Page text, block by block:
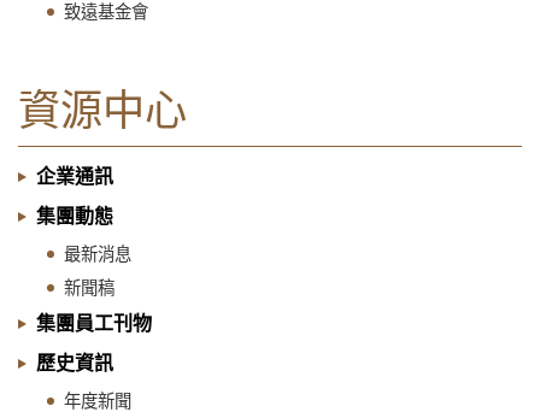
致遠基金會
資源中心
企業通訊
集團動態
最新消息
新聞稿
集團員工刊物
歷史資訊
年度新聞